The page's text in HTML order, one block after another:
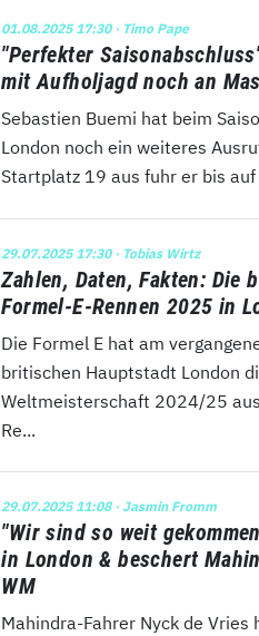
01.08.2025 17:30· Timo Pape
"Perfekter
mit Aufholjagd noch an
Sebastien Buemi hat beim
London noch ein weiteres
Startplatz 19 aus fuhr er bis auf
29.07.2025 17:30· Tobias Wirtz
Zahlen, Daten, Fakten: Die
Formel-E-Rennen 2025 in
Die Formel E hat am
britischen Hauptstadt London
Weltmeisterschaft 2024/25
Re...
29.07.2025 11:08· Jasmin Fromm
"Wir sind so weit
in London & beschert
WM
Mahindra-Fahrer Nyck de Vries